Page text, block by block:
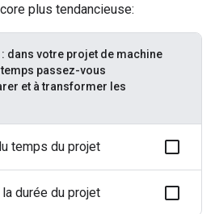
plus tendancieuse:
dans votre projet de machine
passez-vous
et à transformer les
temps du projet
durée du projet